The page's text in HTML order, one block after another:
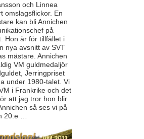
och Linnea
omslagsflickor. En
kan bli Annichen
på
Hon är för tillfället i
nya avsnitt av SVT
mästare. Annichen
VM guldmedaljör
Jerringpriset
under 1980-talet. Vi
i Frankrike och det
att jag tror hon blir
så ses vi på
20:e …